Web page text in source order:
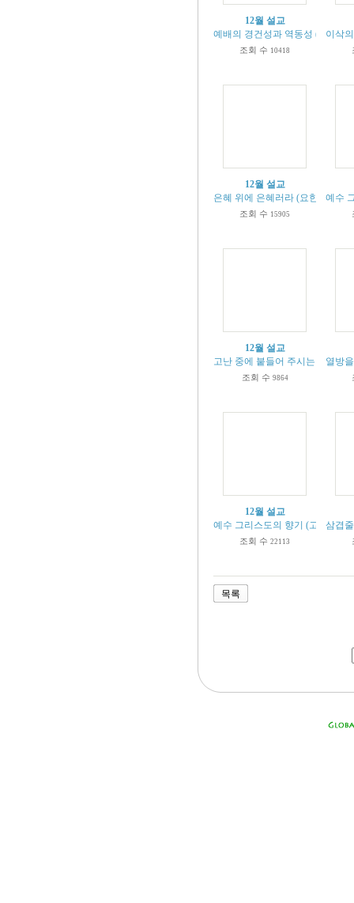
12월 설교
예배의 경건성과 역동성 (시149:1-
조회 수 10418
이삭
12월 설교
은혜 위에 은혜러라 (요한 복음
조회 수 15905
예수
12월 설교
고난 중에 붙들어 주시는 주님 (마
조회 수 9864
열방
12월 설교
예수 그리스도의 향기 (고후 2:12-
조회 수 22113
삼겹
목록